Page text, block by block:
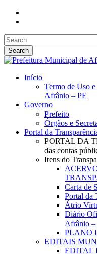
Skip
content
Search
Close
search
Menu
Início
Termo de Uso
Afrânio – PE
Governo
Prefeito
Órgãos e
Portal da
PORTAL DA
das contas
Itens do
Carta de
Portal da
Átrio
Diário
Afrânio –
PLANO
EDITAIS
EDITAL